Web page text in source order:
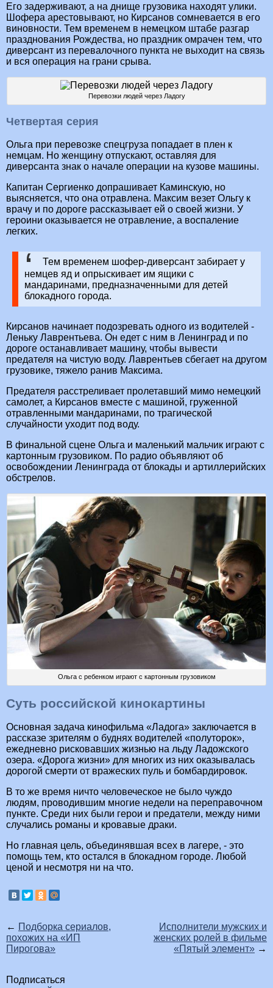
Его задерживают, а на днище грузовика находят улики.
Шофера арестовывают, но Кирсанов сомневается в его
виновности. Тем временем в немецком штабе разгар
празднования Рождества, но праздник омрачен тем, что
диверсант из перевалочного пункта не выходит на связь
и вся операция на грани срыва.
Перевозки людей через Ладогу
Четвертая серия
Ольга при перевозке спецгруза попадает в плен к
немцам. Но женщину отпускают, оставляя для
диверсанта знак о начале операции на кузове машины.
Капитан Сергиенко допрашивает Каминскую, но
выясняется, что она отравлена. Максим везет Ольгу к
врачу и по дороге рассказывает ей о своей жизни. У
героини оказывается не отравление, а воспаление
легких.
Тем временем шофер-диверсант забирает у
немцев яд и опрыскивает им ящики с
мандаринами, предназначенными для детей
блокадного города.
Кирсанов начинает подозревать одного из водителей -
Леньку Лаврентьева. Он едет с ним в Ленинград и по
дороге останавливает машину, чтобы вывести
предателя на чистую воду. Лаврентьев сбегает на другом
грузовике, тяжело ранив Максима.
Предателя расстреливает пролетавший мимо немецкий
самолет, а Кирсанов вместе с машиной, груженной
отравленными мандаринами, по трагической
случайности уходит под воду.
В финальной сцене Ольга и маленький мальчик играют с
картонным грузовиком. По радио объявляют об
освобождении Ленинграда от блокады и артиллерийских
обстрелов.
Ольга с ребенком играют с картонным грузовиком
Суть российской кинокартины
Основная задача кинофильма «Ладога» заключается в
рассказе зрителям о буднях водителей «полуторок»,
ежедневно рисковавших жизнью на льду Ладожского
озера. «Дорога жизни» для многих из них оказывалась
дорогой смерти от вражеских пуль и бомбардировок.
В то же время ничто человеческое не было чуждо
людям, проводившим многие недели на переправочном
пункте. Среди них были герои и предатели, между ними
случались романы и кровавые драки.
Но главная цель, объединявшая всех в лагере, - это
помощь тем, кто остался в блокадном городе. Любой
ценой и несмотря ни на что.
← Подборка сериалов,
похожих на «ИП
Пирогова»
Исполнители мужских и
женских ролей в фильме
«Пятый элемент» →
Подписаться